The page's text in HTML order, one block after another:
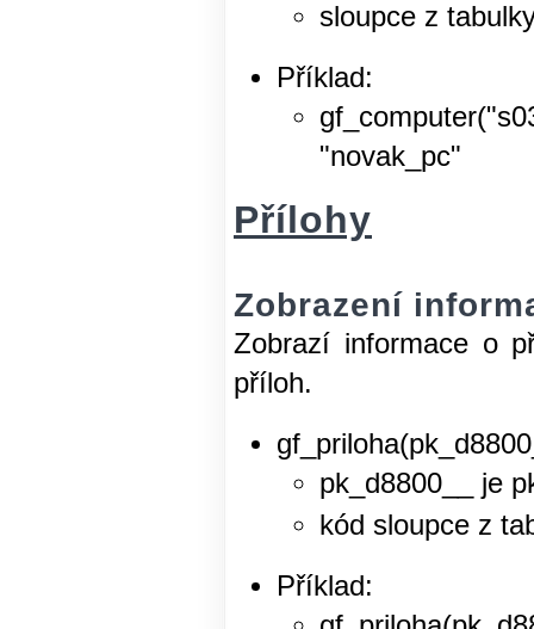
sloupce z
Příklad:
"novak_pc"
Přílohy
Zobrazení
Zobrazí informace o
příloh.
pk_d8800__ je
kód sloupce z
Příklad: